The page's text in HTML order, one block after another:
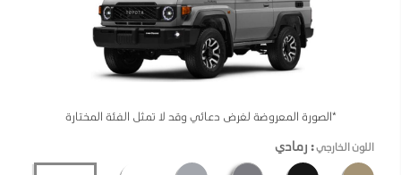
*الصورة المعروضة لغرض دعائي وقد لا تمثل الفئة المختارة
اللون الخارجي: رمادي